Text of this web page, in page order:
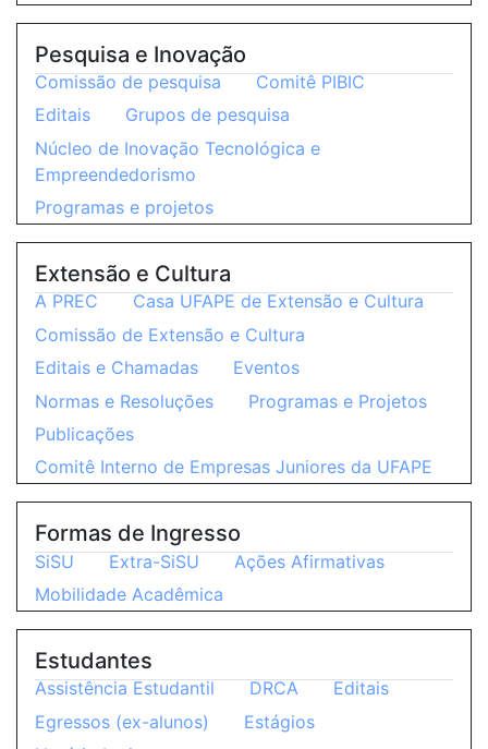
Pesquisa e Inovação
Comissão de pesquisa
Comitê PIBIC
Editais
Grupos de pesquisa
Núcleo de Inovação Tecnológica e
Empreendedorismo
Programas e projetos
Extensão e Cultura
A PREC
Casa UFAPE de Extensão e Cultura
Comissão de Extensão e Cultura
Editais e Chamadas
Eventos
Normas e Resoluções
Programas e Projetos
Publicações
Comitê Interno de Empresas Juniores da UFAPE
Formas de Ingresso
SiSU Extra-SiSU
Ações Afirmativas
Mobilidade Acadêmica
Estudantes
Assistência Estudantil DRCA
Editais
Egressos (ex-alunos)
Estágios